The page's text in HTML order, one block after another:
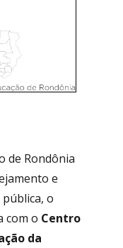
de Rondônia
e
o
com o Centro
da